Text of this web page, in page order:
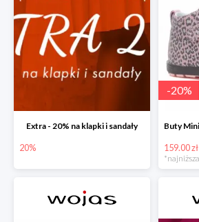
Extra - 20% na klapki i sandały
20%
-20%
159.00 zł